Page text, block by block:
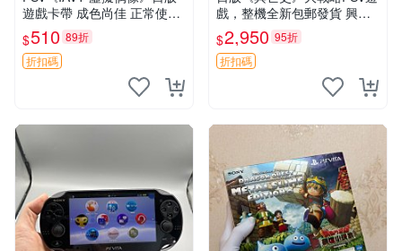
遊戲卡帶 成色尚佳 正常使用
單機娛樂推薦 音樂粉必備 收
藏嚴選 IAVT 虛擬偶像 PSV
游戲卡帶
$510 89折
折扣碼
戲，整機全新包郵發貨 興亡
史 大戰略 PSV 日版 游戲機
$2,950 95折
折扣碼